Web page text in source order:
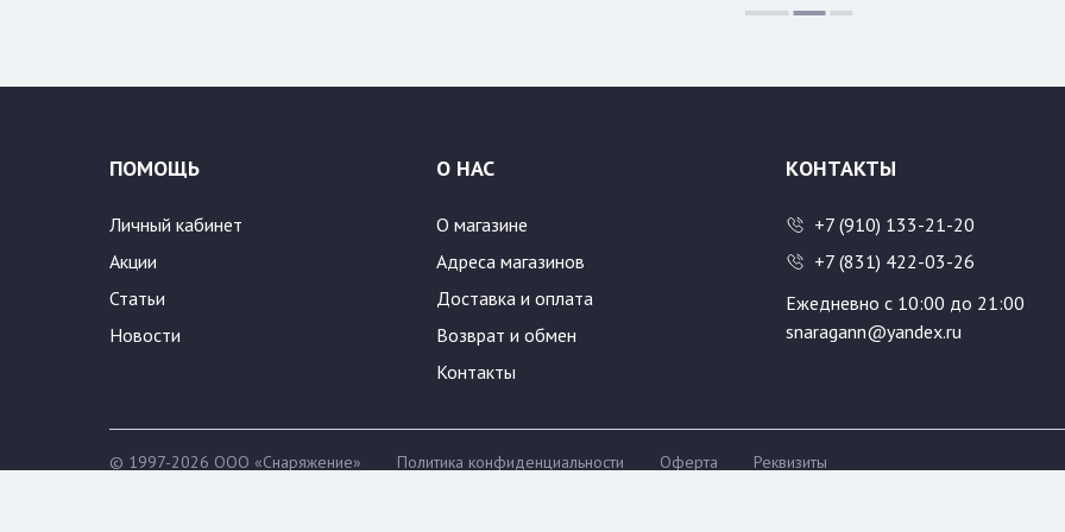
ПОМОЩЬ
Личный кабинет
Акции
Статьи
Новости
О НАС
О магазине
Адреса магазинов
Доставка и оплата
Возврат и обмен
Контакты
КОНТАКТЫ
+7 (910) 133-21-20
+7 (831) 422-03-26
Ежедневно с 10:00 до 21:00
snaragann@yandex.ru
© 1997-2026 ООО «Снаряжение» Политика конфиденциальности Оферта Реквизиты